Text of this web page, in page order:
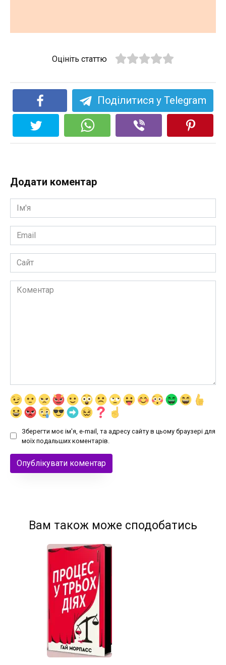
Оцініть статтю
Поділитися у Telegram
Додати коментар
Ім'я
*
Email
*
Сайт
Коментар
Зберегти моє ім'я, e-mail, та адресу сайту в цьому браузері для
моїх подальших коментарів.
Вам також може сподобатись